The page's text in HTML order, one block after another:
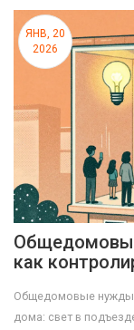
ЯНВ, 20
2026
как
Общедомовые нужды
дома: свет в